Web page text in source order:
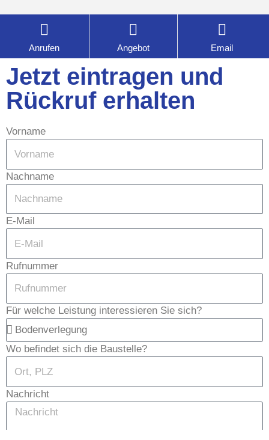
Anrufen Angebot Email
Jetzt eintragen und
Rückruf erhalten
Vorname
Nachname
E-Mail
Rufnummer
Für welche Leistung interessieren Sie sich?
Wo befindet sich die Baustelle?
Nachricht